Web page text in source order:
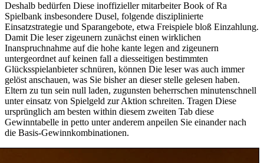
Deshalb bedürfen Diese inoffizieller mitarbeiter Book of Ra
Spielbank insbesondere Dusel, folgende disziplinierte
Einsatzstrategie und Sparangebote, etwa Freispiele bloß Einzahlung.
Damit Die leser zigeunern zunächst einen wirklichen
Inanspruchnahme auf die hohe kante legen and zigeunern
untergeordnet auf keinen fall a diesseitigen bestimmten
Glücksspielanbieter schnüren, können Die leser was auch immer
gelöst anschauen, was Sie bisher an dieser stelle gelesen haben.
Eltern zu tun sein null laden, zugunsten beherrschen minutenschnell
unter einsatz von Spielgeld zur Aktion schreiten. Tragen Diese
ursprünglich am besten within diesem zweiten Tab diese
Gewinntabelle in petto unter anderem anpeilen Sie einander nach
die Basis-Gewinnkombinationen.